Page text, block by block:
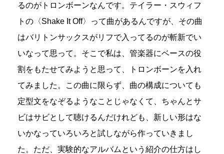
るのがトロンボーンなんです。テイラー・スウィフ
トの〈Shake It Off〉って曲があるんですが、その曲
はバリトンサックスがリフで入ってるのが斬新でい
いなって思って。そこで私は、管楽器にベースの役
割をもたせてみようと思って、トロンボーンを入れ
てみました。この曲に限らず、曲の構成についても
定型文をなぞるようなことじゃなくて、ちゃんとサ
ビはサビとして聴けるんだけれども、新しい形はな
いかなっていろいろと試しながら作っていきまし
た。ただ、実験的なアルバムという紹介の仕方はし